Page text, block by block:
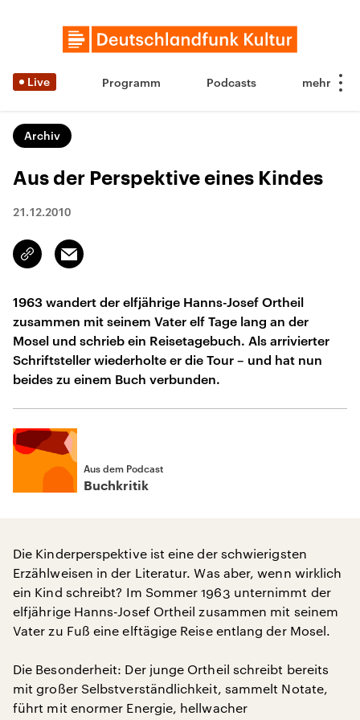
Live Programm Podcasts
Archiv
Aus der Perspektive eines Kindes
21.12.2010
Link
kopieren/teilen
Email
1963 wandert der elfjährige Hanns-Josef Ortheil
zusammen mit seinem Vater elf Tage lang an der
Mosel und schrieb ein Reisetagebuch. Als arrivierter
Schriftsteller wiederholte er die Tour – und hat nun
beides zu einem Buch verbunden.
Aus dem Podcast
Buchkritik
Die Kinderperspektive ist eine der schwierigsten
Erzählweisen in der Literatur. Was aber, wenn wirklich
ein Kind schreibt? Im Sommer 1963 unternimmt der
elfjährige Hanns-Josef Ortheil zusammen mit seinem
Vater zu Fuß eine elftägige Reise entlang der Mosel.
Die Besonderheit: Der junge Ortheil schreibt bereits
mit großer Selbstverständlichkeit, sammelt Notate,
führt mit enormer Energie, hellwacher